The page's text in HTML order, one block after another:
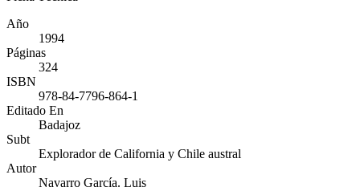
Año
1994
Páginas
324
ISBN
978-84-7796-864-1
Editado En
Badajoz
Subt
Explorador de California y Chile austral
Autor
Navarro García. Luis